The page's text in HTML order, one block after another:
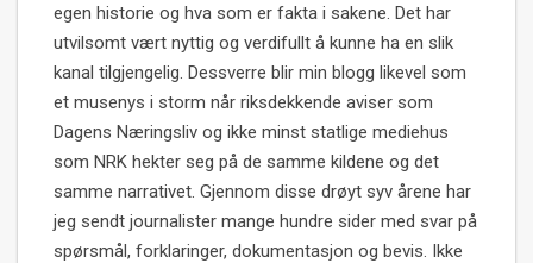
egen historie og hva som er fakta i sakene. Det har
utvilsomt vært nyttig og verdifullt å kunne ha en slik
kanal tilgjengelig. Dessverre blir min blogg likevel som
et musenys i storm når riksdekkende aviser som
Dagens Næringsliv og ikke minst statlige mediehus
som NRK hekter seg på de samme kildene og det
samme narrativet. Gjennom disse drøyt syv årene har
jeg sendt journalister mange hundre sider med svar på
spørsmål, forklaringer, dokumentasjon og bevis. Ikke